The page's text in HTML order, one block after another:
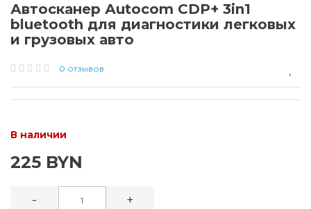
Автосканер Аutоcоm CDP+ 3in1
bluetooth для диагностики легковых
и грузовых авто
0 отзывов
В наличии
225 BYN
- +